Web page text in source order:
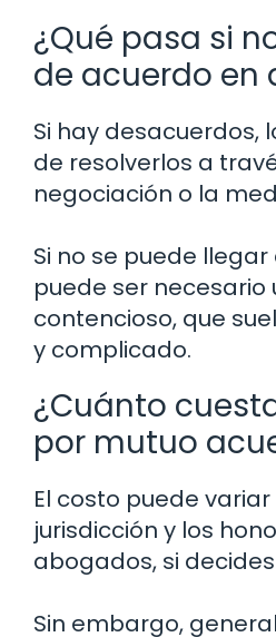
¿Qué pasa si
de acuerdo en
Si hay desacuerdos,
de resolverlos a
negociación o la
Si no se puede
puede ser necesario
contencioso, que
y complicado.
¿Cuánto
por mutuo
El costo puede
jurisdicción y los
abogados, si
Sin embargo,